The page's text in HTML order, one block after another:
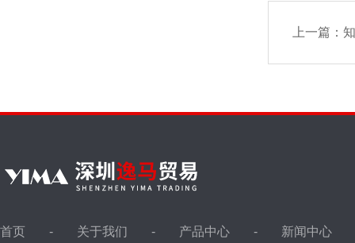
上一篇：
首页 关于我们 产品中心 新闻中心